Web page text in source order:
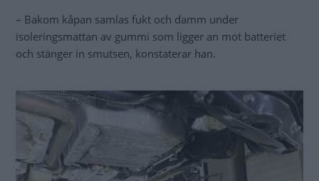
– Bakom kåpan samlas fukt och damm under
isoleringsmattan av gummi som ligger an mot batteriet
och stänger in smutsen, konstaterar han.